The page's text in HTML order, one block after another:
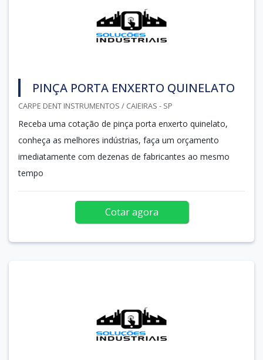
PINÇA PORTA ENXERTO QUINELATO
CARPE DENT INSTRUMENTOS / CAIEIRAS - SP
Receba uma cotação de pinça porta enxerto quinelato,
conheça as melhores indústrias, faça um orçamento
imediatamente com dezenas de fabricantes ao mesmo
tempo
Cotar agora